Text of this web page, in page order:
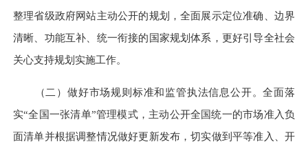
整理省级政府网站主动公开的规划，全面展示定位准确、边界
清晰、功能互补、统一衔接的国家规划体系，更好引导全社会
关心支持规划实施工作。
（二）做好市场规则标准和监管执法信息公开。全面落
实“全国一张清单”管理模式，主动公开全国统一的市场准入负
面清单并根据调整情况做好更新发布，切实做到平等准入、开